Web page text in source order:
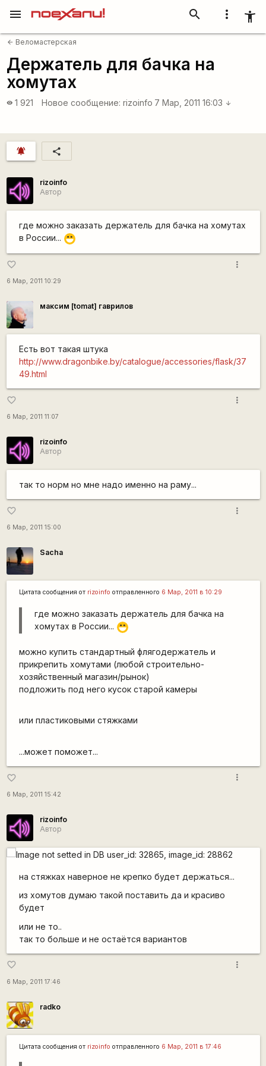
more_vert accessibility_new
search
menu
arrow_back Веломастерская
Держатель для бачка на
хомутах
visibility 1 921 Новое сообщение: rizoinfo 7 Мар, 2011 16:03 arrow_downward
notifications_active share
rizoinfo
Автор
где можно заказать держатель для бачка на хомутах
в России... :D
favorite_border
6 Мар, 2011 10:29
more_vert
максим [tomat] гаврилов
Есть вот такая штука
http://www.dragonbike.by/catalogue/accessories/flask/37
49.html
favorite_border
6 Мар, 2011 11:07
more_vert
rizoinfo
Автор
так то норм но мне надо именно на раму...
favorite_border
6 Мар, 2011 15:00
more_vert
Sacha
Цитата сообщения от rizoinfo отправленного 6 Мар, 2011 в 10:29
где можно заказать держатель для бачка на
хомутах в России... :D
можно купить стандартный флягодержатель и
прикрепить хомутами (любой строительно-
хозяйственный магазин/рынок)
подложить под него кусок старой камеры
или пластиковыми стяжками
...может поможет...
favorite_border
6 Мар, 2011 15:42
more_vert
rizoinfo
Автор
на стяжках наверное не крепко будет держаться...
из хомутов думаю такой поставить да и красиво
будет
или не то..
так то больше и не остаётся вариантов
favorite_border
6 Мар, 2011 17:46
more_vert
radko
Цитата сообщения от rizoinfo отправленного 6 Мар, 2011 в 17:46